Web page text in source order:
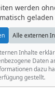
werden
Alle externen
Inhalte
Daten
dazu
gestellt.